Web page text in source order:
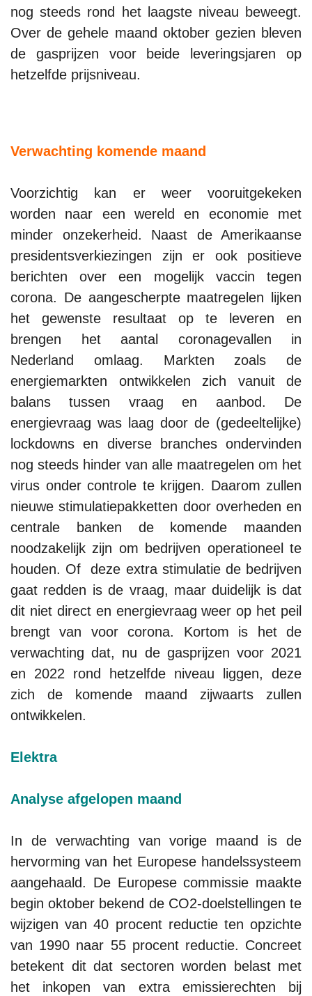
nog steeds rond het laagste niveau beweegt.
Over de gehele maand oktober gezien bleven
de gasprijzen voor beide leveringsjaren op
hetzelfde prijsniveau.
Verwachting komende maand
Voorzichtig kan er weer vooruitgekeken
worden naar een wereld en economie met
minder onzekerheid. Naast de Amerikaanse
presidentsverkiezingen zijn er ook positieve
berichten over een mogelijk vaccin tegen
corona. De aangescherpte maatregelen lijken
het gewenste resultaat op te leveren en
brengen het aantal coronagevallen in
Nederland omlaag. Markten zoals de
energiemarkten ontwikkelen zich vanuit de
balans tussen vraag en aanbod. De
energievraag was laag door de (gedeeltelijke)
lockdowns en diverse branches ondervinden
nog steeds hinder van alle maatregelen om het
virus onder controle te krijgen. Daarom zullen
nieuwe stimulatiepakketten door overheden en
centrale banken de komende maanden
noodzakelijk zijn om bedrijven operationeel te
houden. Of deze extra stimulatie de bedrijven
gaat redden is de vraag, maar duidelijk is dat
dit niet direct en energievraag weer op het peil
brengt van voor corona. Kortom is het de
verwachting dat, nu de gasprijzen voor 2021
en 2022 rond hetzelfde niveau liggen, deze
zich de komende maand zijwaarts zullen
ontwikkelen.
Elektra
Analyse afgelopen maand
In de verwachting van vorige maand is de
hervorming van het Europese handelssysteem
aangehaald. De Europese commissie maakte
begin oktober bekend de CO2-doelstellingen te
wijzigen van 40 procent reductie ten opzichte
van 1990 naar 55 procent reductie. Concreet
betekent dit dat sectoren worden belast met
het inkopen van extra emissierechten bij